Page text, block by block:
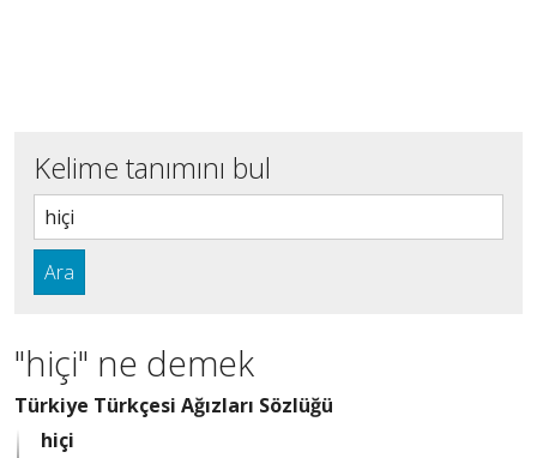
Kelime tanımını bul
Ara
"hiçi" ne demek
Türkiye Türkçesi Ağızları Sözlüğü
hiçi